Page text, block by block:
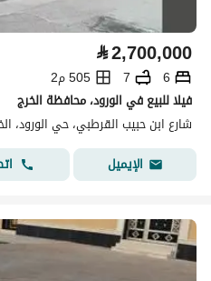
⃁2,700,000
6
7
505 م2
فيلا للبيع في الورود، محافظة الخرج
شارع ابن حبيب القرطبي، حي الورود،
الإيميل